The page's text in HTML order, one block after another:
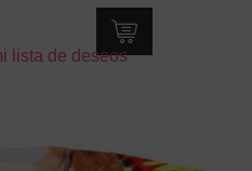
producto
lista de deseos